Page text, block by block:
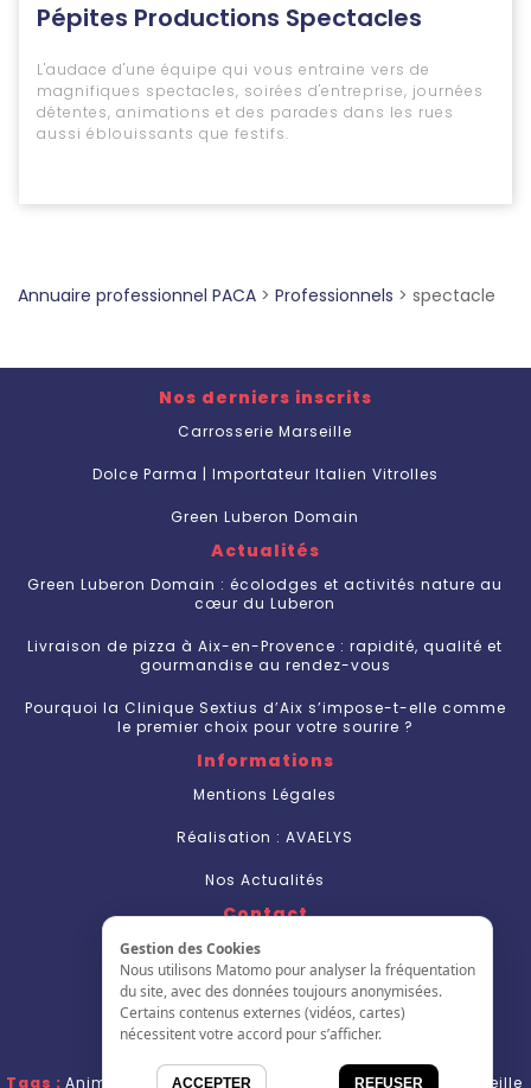
Gestion des Cookies
Nous utilisons Matomo pour analyser la fréquentation
du site, avec des données toujours anonymisées.
Certains contenus externes (vidéos, cartes)
nécessitent votre accord pour s’afficher.
ACCEPTER REFUSER
Pépites Productions Spectacles
L'audace d'une équipe qui vous entraine vers de
magnifiques spectacles, soirées d'entreprise, journées
détentes, animations et des parades dans les rues
aussi éblouissants que festifs.
Annuaire professionnel PACA > Professionnels > spectacle
Nos derniers inscrits
Carrosserie Marseille
Dolce Parma | Importateur Italien Vitrolles
Green Luberon Domain
Actualités
Green Luberon Domain : écolodges et activités nature au
cœur du Luberon
Livraison de pizza à Aix-en-Provence : rapidité, qualité et
gourmandise au rendez-vous
Pourquoi la Clinique Sextius d’Aix s’impose-t-elle comme
le premier choix pour votre sourire ?
Informations
Mentions Légales
Réalisation : AVAELYS
Nos Actualités
Contact
Nous Contacter
S'inscrire
L'annuaire
Tags : Animations PACA,Productions de spectacles Marseille